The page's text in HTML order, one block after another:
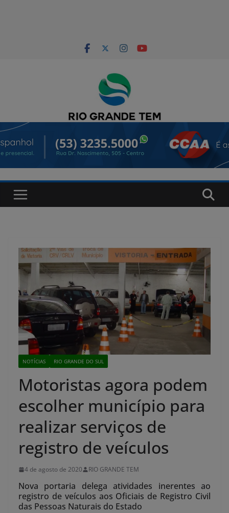
NOTÍCIAS RIO GRANDE DO SUL
Motoristas agora podem
escolher município para
realizar serviços de
registro de veículos
4 de agosto de 2020 RIO GRANDE TEM
Nova portaria delega atividades inerentes ao
registro de veículos aos Oficiais de Registro Civil
das Pessoas Naturais do Estado